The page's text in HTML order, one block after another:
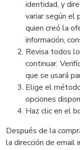
identidad, y
variar según el
quien creó la
información,
Revisa todos
continuar.
que se usará
Elige el
opciones
Haz clic en el
Después de la
la dirección de email